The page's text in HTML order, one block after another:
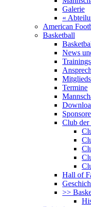
Galerie
«
American
Basketball
News
Termine
Club der
Hall of
>>